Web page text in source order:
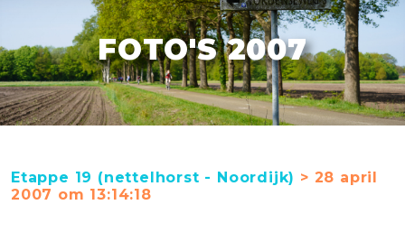
FOTO'S 2007
Etappe 19 (nettelhorst - Noordijk) > 28 april
2007 om 13:14:18